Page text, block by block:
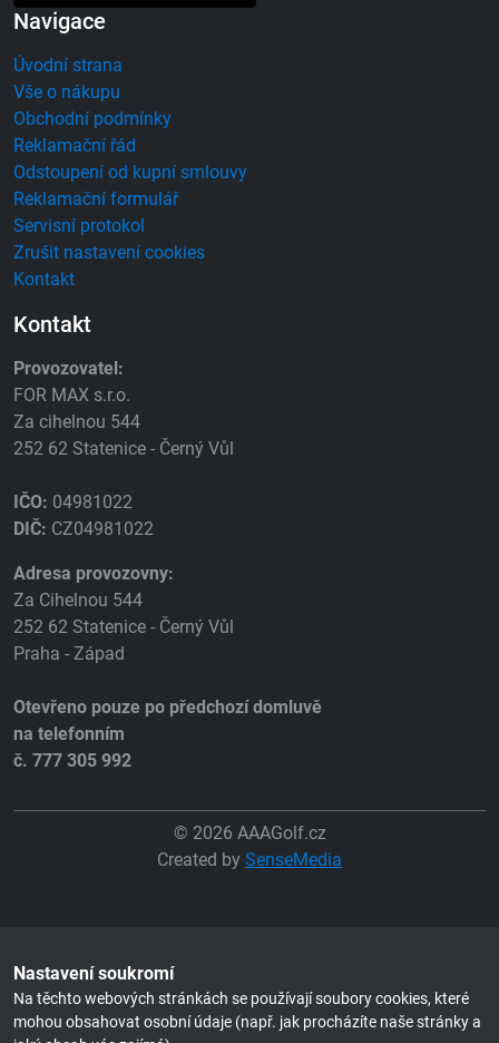
Navigace
Úvodní strana
Vše o nákupu
Obchodní podmínky
Reklamační řád
Odstoupení od kupní smlouvy
Reklamační formulář
Servisní protokol
Zrušit nastavení cookies
Kontakt
Kontakt
Provozovatel:
FOR MAX s.r.o.
Za cihelnou 544
252 62 Statenice - Černý Vůl
IČO: 04981022
DIČ: CZ04981022
Adresa provozovny:
Za Cihelnou 544
252 62 Statenice - Černý Vůl
Praha - Západ
Otevřeno pouze po předchozí domluvě
na telefonním
č. 777 305 992
© 2026 AAAGolf.cz
Created by SenseMedia
Nastavení soukromí
Na těchto webových stránkách se používají soubory cookies, které
mohou obsahovat osobní údaje (např. jak procházíte naše stránky a